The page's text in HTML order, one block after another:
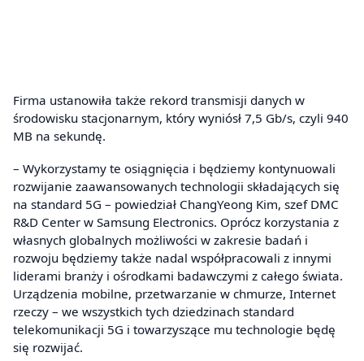
Firma ustanowiła także rekord transmisji danych w
środowisku stacjonarnym, który wyniósł 7,5 Gb/s, czyli 940
MB na sekundę.
– Wykorzystamy te osiągnięcia i będziemy kontynuowali
rozwijanie zaawansowanych technologii składających się
na standard 5G – powiedział ChangYeong Kim, szef DMC
R&D Center w Samsung Electronics. Oprócz korzystania z
własnych globalnych możliwości w zakresie badań i
rozwoju będziemy także nadal współpracowali z innymi
liderami branży i ośrodkami badawczymi z całego świata.
Urządzenia mobilne, przetwarzanie w chmurze, Internet
rzeczy – we wszystkich tych dziedzinach standard
telekomunikacji 5G i towarzyszące mu technologie będę
się rozwijać.